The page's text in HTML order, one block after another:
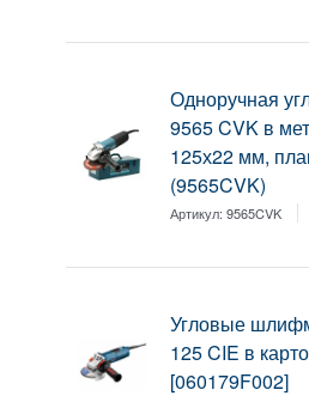
Одноручная
9565 CVK в
125х22 мм,
(9565CVK)
Артикул:9565CVK
Угловые
125 CIE в
[060179F002]